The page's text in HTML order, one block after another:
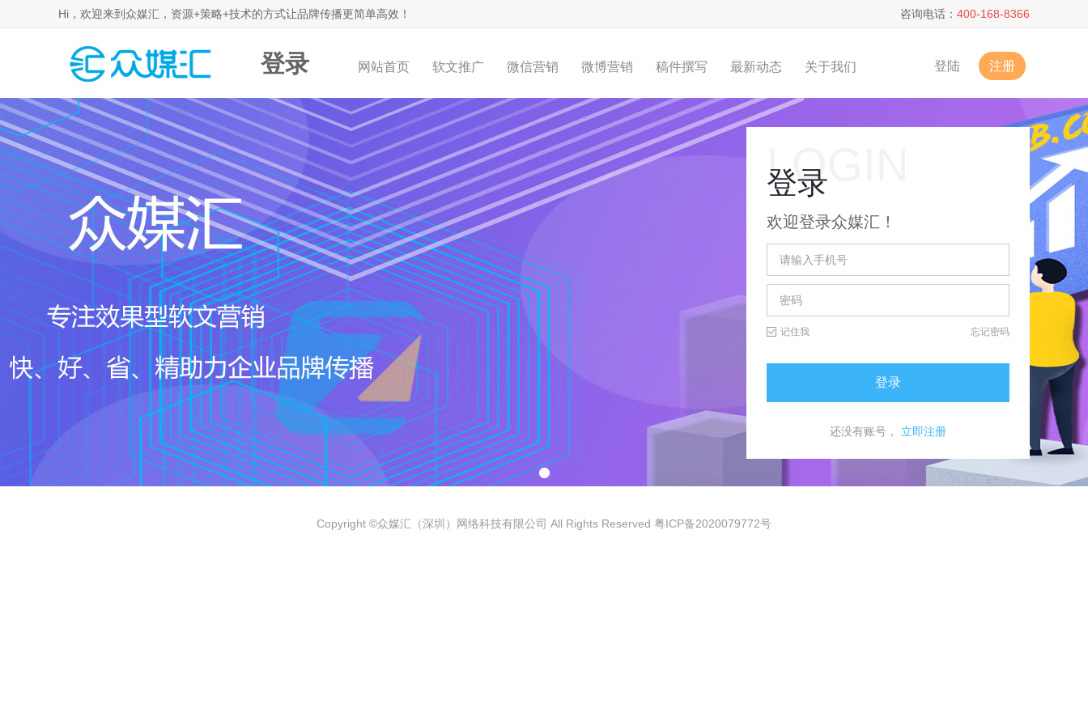
Hi，欢迎来到众媒汇，资源+策略+技术的方式让品牌传播更简单高效！ 咨询电话： 400-168-8366
登录 登陆 注册
网站首页 软文推广 微信营销 微博营销 稿件撰写 最新动态 关于我们
登录
欢迎登录众媒汇！
记住我 忘记密码
还没有账号 ， 立即注册
Copyright ©众媒汇（深圳）网络科技有限公司 All Rights Reserved 粤ICP备2020079772号